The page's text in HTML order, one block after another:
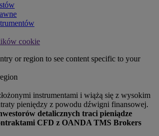
cookie
or region to see content specific to your
instrumentami i wiążą się z wysokim
pieniędzy z powodu dźwigni finansowej.
detalicznych traci pieniądze
CFD z OANDA TMS Brokers